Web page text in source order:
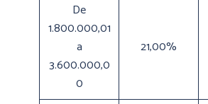
De
1.800.000,01
a
3.600.000,0
0
21,00%